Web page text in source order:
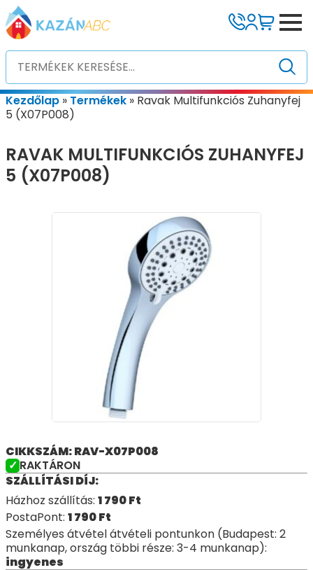
Kezdőlap » Termékek » Ravak Multifunkciós Zuhanyfej
5 (X07P008)
RAVAK MULTIFUNKCIÓS ZUHANYFEJ
5 (X07P008)
CIKKSZÁM: RAV-X07P008
RAKTÁRON
SZÁLLÍTÁSI DÍJ:
Házhoz szállítás: 1 790Ft
PostaPont: 1 790Ft
Személyes átvétel átvételi pontunkon (Budapest: 2
munkanap, ország többi része: 3-4 munkanap):
ingyenes